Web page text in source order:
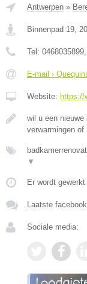
Antwerpen »
Binnenpad 19,
Tel: 0468035899
E-mail ›
Website: https://
wil u een
verwarmingen of
▼
Er wordt
Laatste
Sociale media: